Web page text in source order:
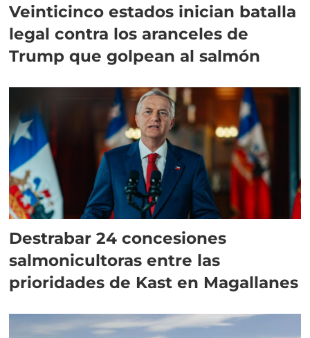
Veinticinco estados inician batalla
legal contra los aranceles de
Trump que golpean al salmón
Destrabar 24 concesiones
salmonicultoras entre las
prioridades de Kast en Magallanes